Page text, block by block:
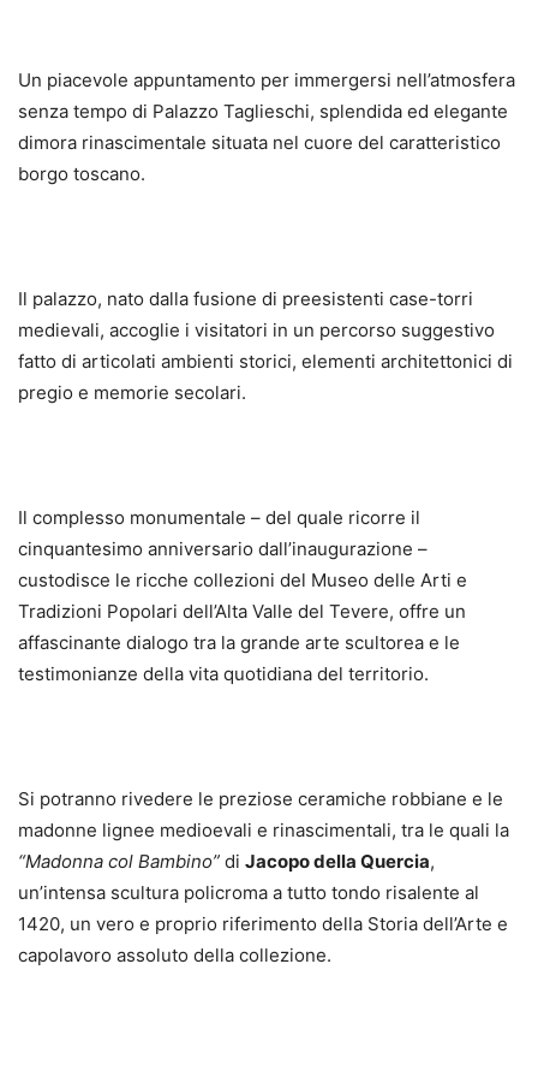
Un piacevole appuntamento per immergersi nell’atmosfera
senza tempo di Palazzo Taglieschi, splendida ed elegante
dimora rinascimentale situata nel cuore del caratteristico
borgo toscano.
Il palazzo, nato dalla fusione di preesistenti case-torri
medievali, accoglie i visitatori in un percorso suggestivo
fatto di articolati ambienti storici, elementi architettonici di
pregio e memorie secolari.
Il complesso monumentale – del quale ricorre il
cinquantesimo anniversario dall’inaugurazione –
custodisce le ricche collezioni del Museo delle Arti e
Tradizioni Popolari dell’Alta Valle del Tevere, offre un
affascinante dialogo tra la grande arte scultorea e le
testimonianze della vita quotidiana del territorio.
Si potranno rivedere le preziose ceramiche robbiane e le
madonne lignee medioevali e rinascimentali, tra le quali la
“Madonna col Bambino” di Jacopo della Quercia,
un’intensa scultura policroma a tutto tondo risalente al
1420, un vero e proprio riferimento della Storia dell’Arte e
capolavoro assoluto della collezione.